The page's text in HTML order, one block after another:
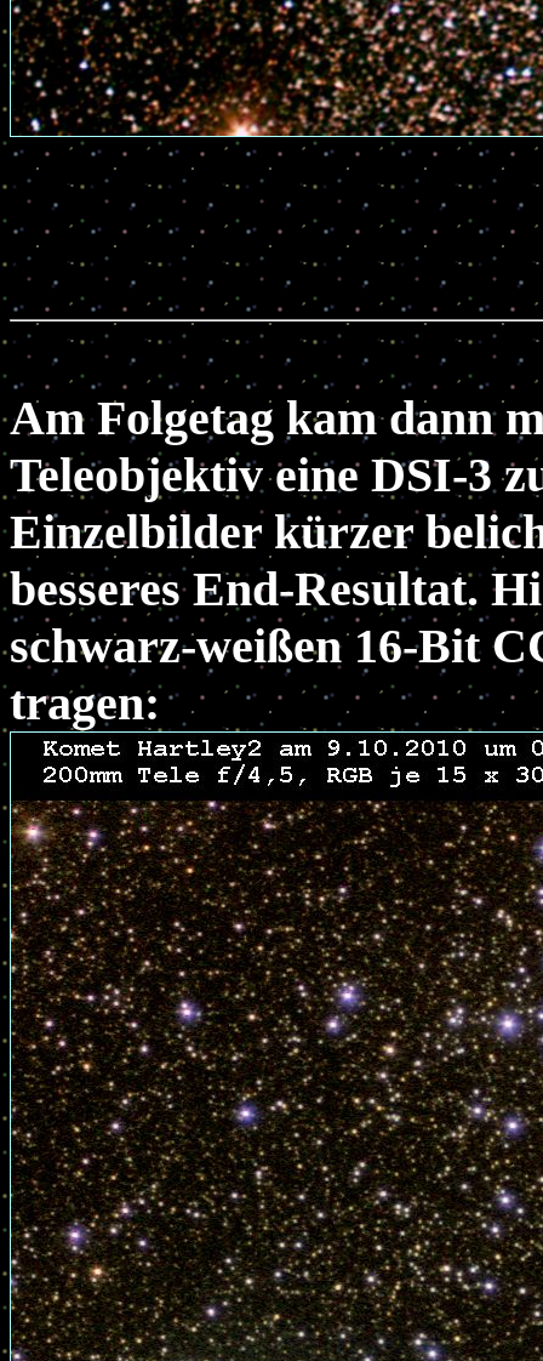
Am Folgetag kam dann
Teleobjektiv eine DSI-3
Einzelbilder kürzer
besseres End-Resultat.
schwarz-weißen 16-Bit
tragen: